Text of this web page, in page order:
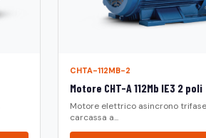
CHTA-112MB-2
Motore CHT-A 112Mb IE3 2 poli
Motore elettrico asincrono trifase
carcassa a...